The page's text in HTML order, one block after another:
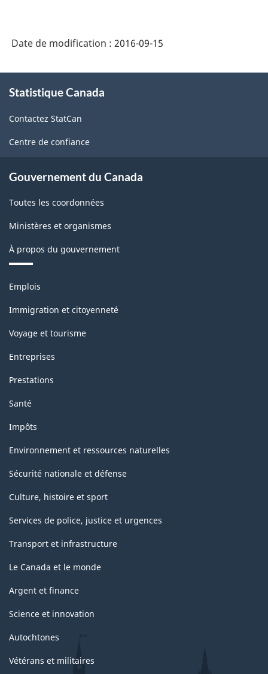
Date de modification : 2016-09-15
propos
ce
site
Statistique Canada
Contactez StatCan
Centre de confiance
Gouvernement du Canada
Toutes les coordonnées
Ministères et organismes
À propos du gouvernement
Thèmes
sujets
Emplois
Immigration et citoyenneté
Voyage et tourisme
Entreprises
Prestations
Santé
Impôts
Environnement et ressources naturelles
Sécurité nationale et défense
Culture, histoire et sport
Services de police, justice et urgences
Transport et infrastructure
Le Canada et le monde
Argent et finance
Science et innovation
Autochtones
Vétérans et militaires